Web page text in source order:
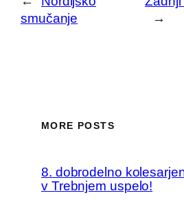
smučanje
→
MORE POSTS
8. dobrodelno
v Trebnjem uspelo!